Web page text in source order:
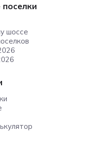
шоссе